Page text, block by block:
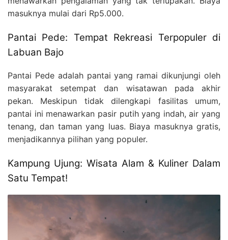
masuknya mulai dari Rp5.000.
Pantai Pede: Tempat Rekreasi Terpopuler di
Labuan Bajo
Pantai Pede adalah pantai yang ramai dikunjungi oleh
masyarakat setempat dan wisatawan pada akhir
pekan. Meskipun tidak dilengkapi fasilitas umum,
pantai ini menawarkan pasir putih yang indah, air yang
tenang, dan taman yang luas. Biaya masuknya gratis,
menjadikannya pilihan yang populer.
Kampung Ujung: Wisata Alam & Kuliner Dalam
Satu Tempat!